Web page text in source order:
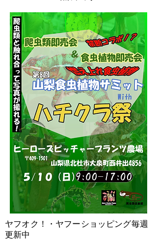
ヤフオク！・ヤフーショッピング毎週
更新中